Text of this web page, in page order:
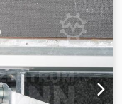
broj: 1457.
Cjdswtvvnopfx
širom zemlje
prethodnu prodaju
u zamenu.
Imate li još